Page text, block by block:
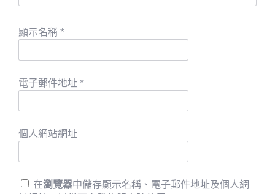
顯示名稱 *
電子郵件地址 *
個人網站網址
在瀏覽器中儲存顯示名稱、電子郵件地址及個人網